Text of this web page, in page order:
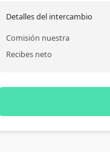
Detalles del intercambio
Comisión nuestra
Recibes neto